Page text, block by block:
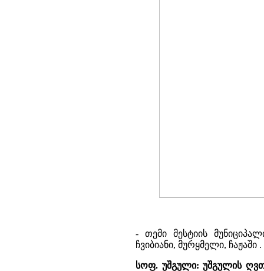
- თემი მესტიის
ჩვიბიანი, მურყმელი, ჩაჟაში .
სოფ. უშგული: უშგულის